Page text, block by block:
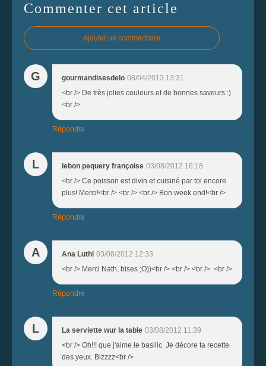
Commenter cet article
Ajouter un commentaire
G gourmandisesdelo 08/04/2013 13:31
<br /> De très jolies couleurs et de bonnes saveurs :)
<br />
Répondre
L lebon pequery françoise 03/08/2012 16:18
<br /> Ce poisson est divin et cuisiné par toi encore
plus! Merci!<br /> <br /> <br /> Bon week end!<br />
Répondre
A Ana Luthi 03/08/2012 12:33
<br /> Merci Nath, bises ;O))<br /> <br /> <br /> <br />
Répondre
L La serviette wur la table 03/08/2012 11:39
<br /> Oh!!! que j'aime le basilic. Je décore ta recette
des yeux. Bizzzz<br />